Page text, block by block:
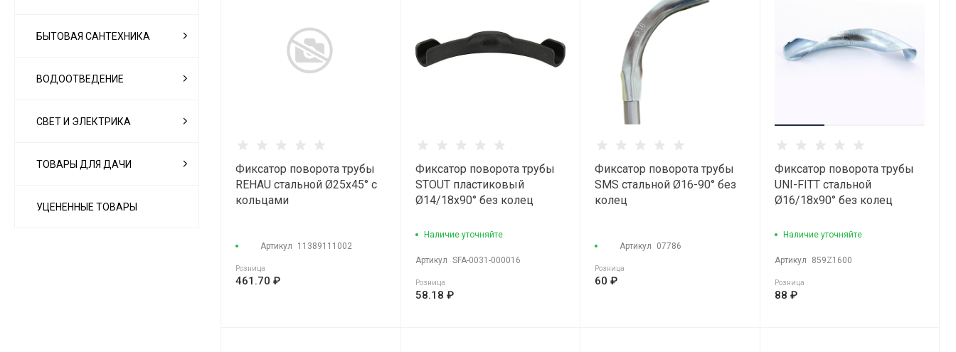
БЫТОВАЯ САНТЕХНИКА
ВОДООТВЕДЕНИЕ
СВЕТ И ЭЛЕКТРИКА
ТОВАРЫ ДЛЯ ДАЧИ
УЦЕНЕННЫЕ ТОВАРЫ
Фиксатор поворота трубы
REHAU стальной Ø25х45° с
кольцами
Артикул 11389111002
Розница
461.70 ₽
Фиксатор поворота трубы
STOUT пластиковый
Ø14/18х90° без колец
Наличие уточняйте
Артикул SFA-0031-000016
Розница
58.18 ₽
Фиксатор поворота трубы
SMS стальной Ø16-90° без
колец
Артикул 07786
Розница
60 ₽
Фиксатор поворота трубы
UNI-FITT стальной
Ø16/18х90° без колец
Наличие уточняйте
Артикул 859Z1600
Розница
88 ₽